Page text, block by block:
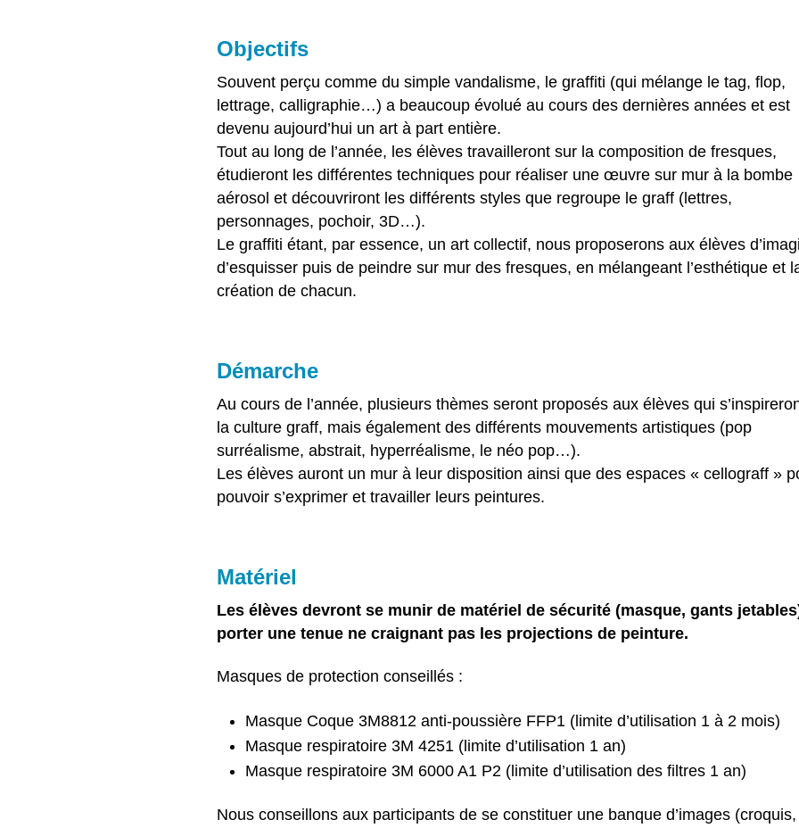
Objectifs
Souvent perçu comme du simple vandalisme, le graffiti (qui mélange le tag, flop,
lettrage, calligraphie…) a beaucoup évolué au cours des dernières années et est
devenu aujourd’hui un art à part entière.
Tout au long de l’année, les élèves travailleront sur la composition de fresques,
étudieront les différentes techniques pour réaliser une œuvre sur mur à la bombe
aérosol et découvriront les différents styles que regroupe le graff (lettres,
personnages, pochoir, 3D…).
Le graffiti étant, par essence, un art collectif, nous proposerons aux élèves
d’esquisser puis de peindre sur mur des fresques, en mélangeant l’esthétique et
création de chacun.
Démarche
Au cours de l’année, plusieurs thèmes seront proposés aux élèves qui
la culture graff, mais également des différents mouvements artistiques (pop
surréalisme, abstrait, hyperréalisme, le néo pop…).
Les élèves auront un mur à leur disposition ainsi que des espaces « cellograff »
pouvoir s’exprimer et travailler leurs peintures.
Matériel
Les élèves devront se munir de matériel de sécurité (masque, gants
porter une tenue ne craignant pas les projections de peinture.
Masques de protection conseillés :
Masque Coque 3M8812 anti-poussière FFP1 (limite d’utilisation 1 à 2 mois)
Masque respiratoire 3M 4251 (limite d’utilisation 1 an)
Masque respiratoire 3M 6000 A1 P2 (limite d’utilisation des filtres 1 an)
Nous conseillons aux participants de se constituer une banque d’images (croquis,